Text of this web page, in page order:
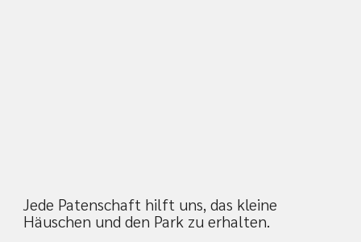
Jede Patenschaft hilft uns, das kleine
Häuschen und den Park zu erhalten.